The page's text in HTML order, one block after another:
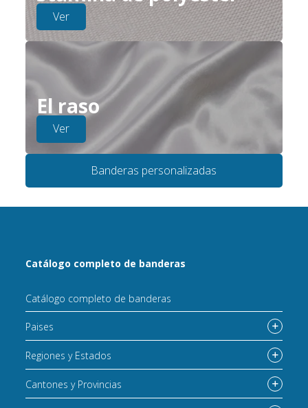
Ver
El raso
Ver
Banderas personalizadas
Catálogo completo de banderas
Catálogo completo de banderas
Paises
Regiones y Estados
Cantones y Provincias